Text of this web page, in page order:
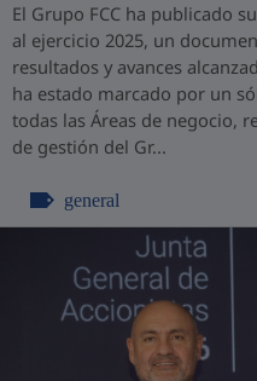
El Grupo FCC ha publicado
al ejercicio 2025, un
resultados y avances
ha estado marcado por un
todas las Áreas de negocio,
de gestión del Gr...
general